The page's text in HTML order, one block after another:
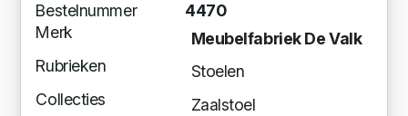
Bestelnummer
4470
Merk
Meubelfabriek De Valk
Rubrieken
Stoelen
Collecties
Zaalstoel